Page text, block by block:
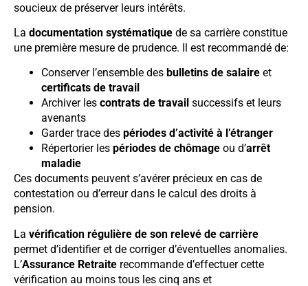
soucieux de préserver leurs intérêts.
La documentation systématique de sa carrière constitue
une première mesure de prudence. Il est recommandé de:
Conserver l’ensemble des bulletins de salaire et
certificats de travail
Archiver les contrats de travail successifs et leurs
avenants
Garder trace des périodes d’activité à l’étranger
Répertorier les périodes de chômage ou d’arrêt
maladie
Ces documents peuvent s’avérer précieux en cas de
contestation ou d’erreur dans le calcul des droits à
pension.
La vérification régulière de son relevé de carrière
permet d’identifier et de corriger d’éventuelles anomalies.
L’Assurance Retraite recommande d’effectuer cette
vérification au moins tous les cinq ans et